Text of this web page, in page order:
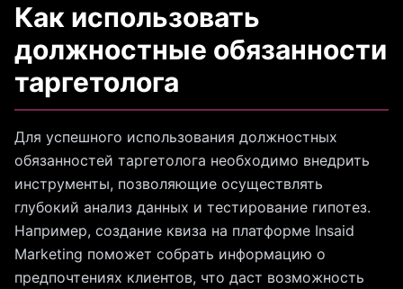
Как использовать
должностные обязанности
таргетолога
Для успешного использования должностных
обязанностей таргетолога необходимо внедрить
инструменты, позволяющие осуществлять
глубокий анализ данных и тестирование гипотез.
Например, создание квиза на платформе Insaid
Marketing поможет собрать информацию о
предпочтениях клиентов, что даст возможность